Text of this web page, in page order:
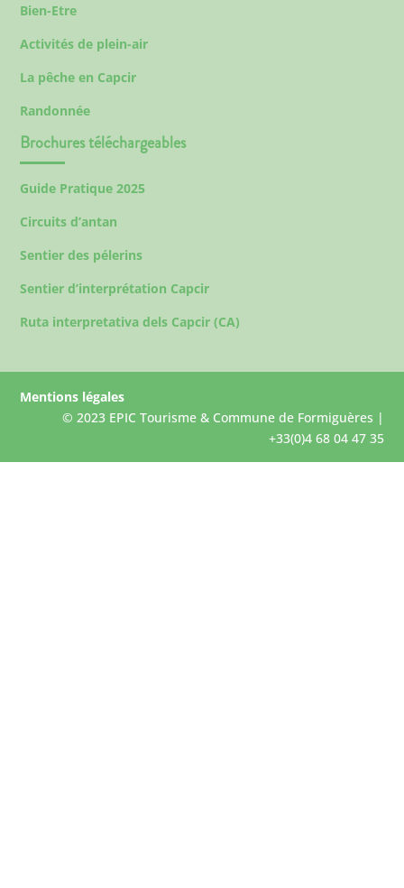
Bien-Etre
Activités de plein-air
La pêche en Capcir
Randonnée
Brochures téléchargeables
Guide Pratique 2025
Circuits d’antan
Sentier des pélerins
Sentier d’interprétation Capcir
Ruta interpretativa dels Capcir (CA)
Mentions légales
© 2023 EPIC Tourisme & Commune de Formiguères |
+33(0)4 68 04 47 35